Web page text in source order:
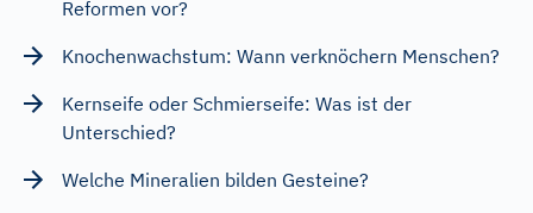
Reformen vor?
Knochenwachstum: Wann verknöchern Menschen?
Kernseife oder Schmierseife: Was ist der
Unterschied?
Welche Mineralien bilden Gesteine?